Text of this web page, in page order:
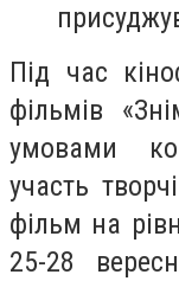
Під час
фільмів
умовами
участь
фільм на
25-28